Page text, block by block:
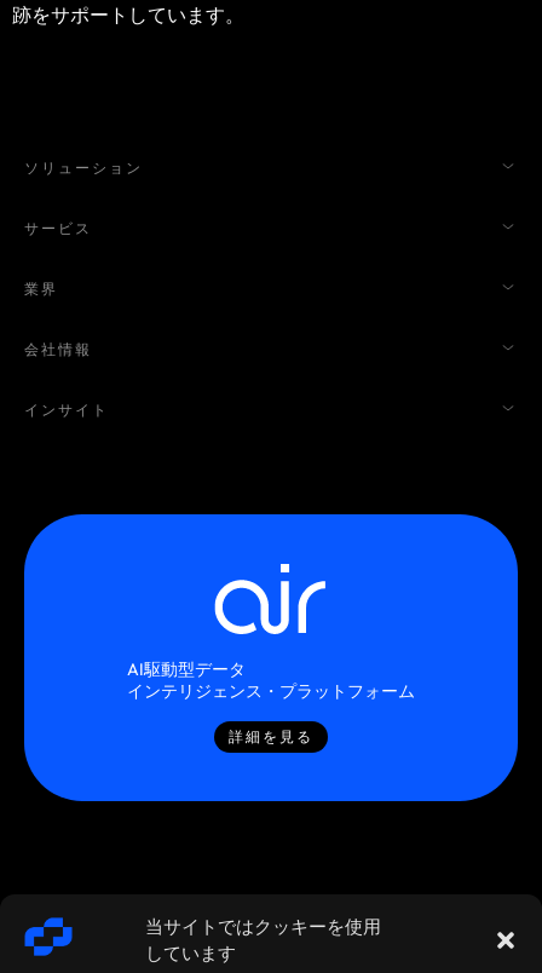
当サイトではクッキーを使用
しています
跡をサポートしています。
ソリューション
サービス
業界
会社情報
インサイト
AI駆動型データ
インテリジェンス・プラットフォーム
詳細を見る